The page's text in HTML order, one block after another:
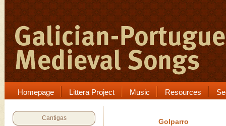
Homepage Littera Project Music Resources
Cantigas Golparro